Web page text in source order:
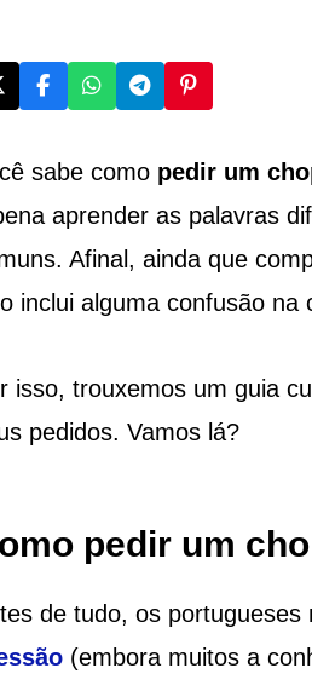
sabe como pedir um
aprender as palavras
Afinal, ainda que
inclui alguma confusão na
isso, trouxemos um guia
pedidos. Vamos lá?
pedir um
de tudo, os
(embora muitos a